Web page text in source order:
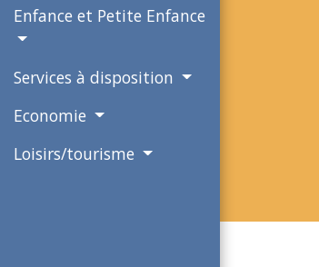
Enfance et Petite Enfance
Services à disposition
Economie
Loisirs/tourisme